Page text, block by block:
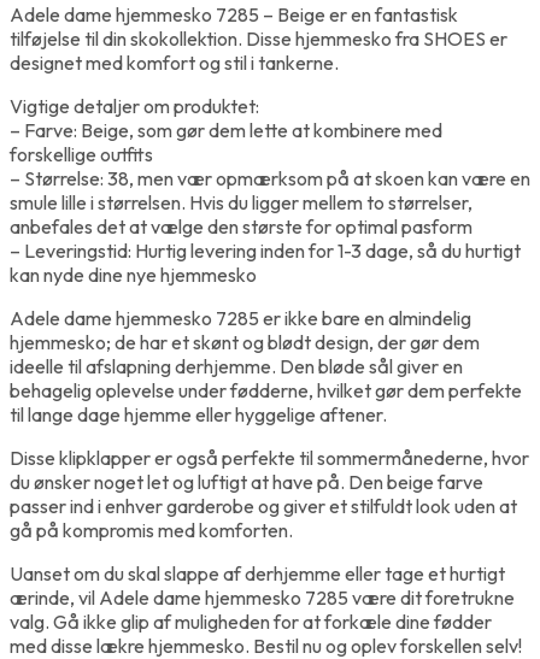
Adele dame hjemmesko 7285 – Beige er en fantastisk
tilføjelse til din skokollektion. Disse hjemmesko fra SHOES er
designet med komfort og stil i tankerne.
Vigtige detaljer om produktet:
– Farve: Beige, som gør dem lette at kombinere med
forskellige outfits
– Størrelse: 38, men vær opmærksom på at skoen kan være en
smule lille i størrelsen. Hvis du ligger mellem to størrelser,
anbefales det at vælge den største for optimal pasform
– Leveringstid: Hurtig levering inden for 1-3 dage, så du hurtigt
kan nyde dine nye hjemmesko
Adele dame hjemmesko 7285 er ikke bare en almindelig
hjemmesko; de har et skønt og blødt design, der gør dem
ideelle til afslapning derhjemme. Den bløde sål giver en
behagelig oplevelse under fødderne, hvilket gør dem perfekte
til lange dage hjemme eller hyggelige aftener.
Disse klipklapper er også perfekte til sommermånederne, hvor
du ønsker noget let og luftigt at have på. Den beige farve
passer ind i enhver garderobe og giver et stilfuldt look uden at
gå på kompromis med komforten.
Uanset om du skal slappe af derhjemme eller tage et hurtigt
ærinde, vil Adele dame hjemmesko 7285 være dit foretrukne
valg. Gå ikke glip af muligheden for at forkæle dine fødder
med disse lækre hjemmesko. Bestil nu og oplev forskellen selv!